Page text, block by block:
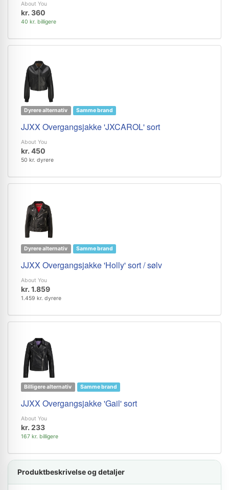
About You
kr. 360
40 kr. billigere
Dyrere alternativ Samme brand
JJXX Overgangsjakke 'JXCAROL' sort
About You
kr. 450
50 kr. dyrere
Dyrere alternativ Samme brand
JJXX Overgangsjakke 'Holly' sort / sølv
About You
kr. 1.859
1.459 kr. dyrere
Billigere alternativ Samme brand
JJXX Overgangsjakke 'Gail' sort
About You
kr. 233
167 kr. billigere
Produktbeskrivelse og detaljer